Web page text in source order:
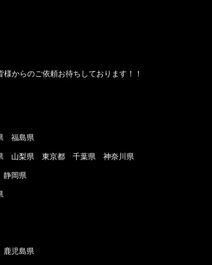
からのご依頼お待ちしております！！
福島県
梨県 東京都 千葉県 神奈川県
岡県
児島県